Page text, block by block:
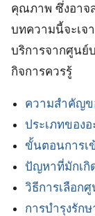
คุณภาพ ซึ่งอาจ
บทความนี้จะเจ
บริการจากศูนย์
กิจการควรรู้
ความสำคัญข
ประเภทของ
ขั้นตอนการเ
ปัญหาที่มักเกิ
วิธีการเลือก
การบำรุงรัก